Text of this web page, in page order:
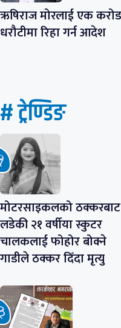
ऋषिराज मोरलाई एक करोड
धरौटीमा रिहा गर्न आदेश
# ट्रेण्डिङ
मोटरसाइकलको ठक्करबाट
लडेकी २१ वर्षीया स्कुटर
चालकलाई फोहोर बोक्ने
गाडीले ठक्कर दिँदा मृत्यु